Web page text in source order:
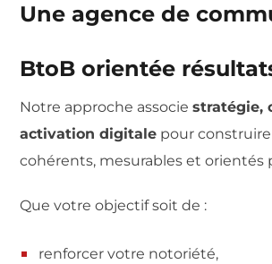
Une agence de
BtoB orientée
Notre approche associestratégie,
activation digitale pour
cohérents, mesurables et orientés
Que votre objectif soit de :
renforcer votre notoriété,